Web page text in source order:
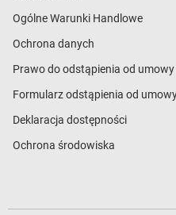
Ogólne Warunki Handlowe
Ochrona danych
Prawo do odstąpienia od umowy
Formularz odstąpienia od
Deklaracja dostępności
Ochrona środowiska